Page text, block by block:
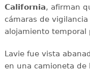
California, afirman
cámaras de
alojamiento temporal
Lavie fue vista
en una camioneta